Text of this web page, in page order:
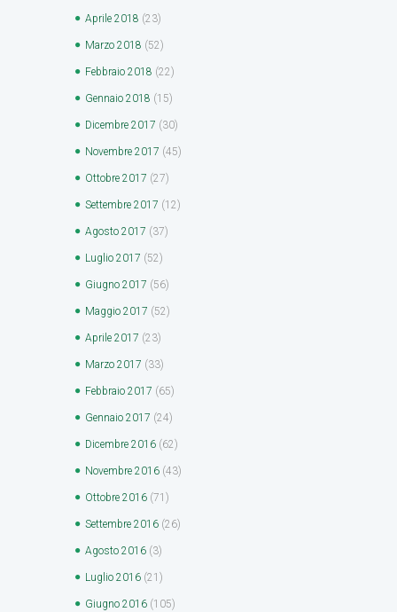
Aprile 2018 (23)
Marzo 2018 (52)
Febbraio 2018 (22)
Gennaio 2018 (15)
Dicembre 2017 (30)
Novembre 2017 (45)
Ottobre 2017 (27)
Settembre 2017 (12)
Agosto 2017 (37)
Luglio 2017 (52)
Giugno 2017 (56)
Maggio 2017 (52)
Aprile 2017 (23)
Marzo 2017 (33)
Febbraio 2017 (65)
Gennaio 2017 (24)
Dicembre 2016 (62)
Novembre 2016 (43)
Ottobre 2016 (71)
Settembre 2016 (26)
Agosto 2016 (3)
Luglio 2016 (21)
Giugno 2016 (105)